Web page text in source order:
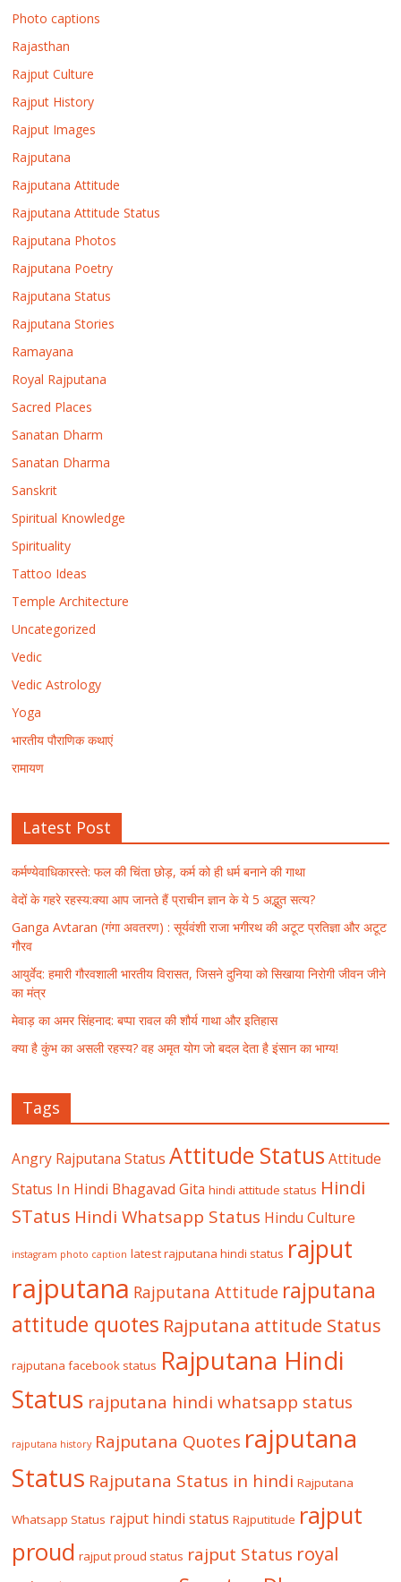
Photo captions
Rajasthan
Rajput Culture
Rajput History
Rajput Images
Rajputana
Rajputana Attitude
Rajputana Attitude Status
Rajputana Photos
Rajputana Poetry
Rajputana Status
Rajputana Stories
Ramayana
Royal Rajputana
Sacred Places
Sanatan Dharm
Sanatan Dharma
Sanskrit
Spiritual Knowledge
Spirituality
Tattoo Ideas
Temple Architecture
Uncategorized
Vedic
Vedic Astrology
Yoga
भारतीय पौराणिक कथाएं
रामायण
Latest Post
कर्मण्येवाधिकारस्ते: फल की चिंता छोड़, कर्म को ही धर्म बनाने की गाथा
वेदों के गहरे रहस्य:क्या आप जानते हैं प्राचीन ज्ञान के ये 5 अद्भुत सत्य?
Ganga Avtaran (गंगा अवतरण) : सूर्यवंशी राजा भगीरथ की अटूट प्रतिज्ञा और अटूट
गौरव
आयुर्वेद: हमारी गौरवशाली भारतीय विरासत, जिसने दुनिया को सिखाया निरोगी जीवन जीने
का मंत्र
मेवाड़ का अमर सिंहनाद: बप्पा रावल की शौर्य गाथा और इतिहास
क्या है कुंभ का असली रहस्य? वह अमृत योग जो बदल देता है इंसान का भाग्य!
Tags
Angry Rajputana Status Attitude Status Attitude
Status In Hindi Bhagavad Gita hindi attitude status Hindi
STatus Hindi Whatsapp Status Hindu Culture
instagram photo caption latest rajputana hindi status rajput
rajputana Rajputana Attitude rajputana
attitude quotes Rajputana attitude Status
rajputana facebook status Rajputana Hindi
Status rajputana hindi whatsapp status
rajputana history Rajputana Quotes rajputana
Status Rajputana Status in hindi Rajputana
Whatsapp Status rajput hindi status Rajputitude rajput
proud rajput proud status rajput Status royal